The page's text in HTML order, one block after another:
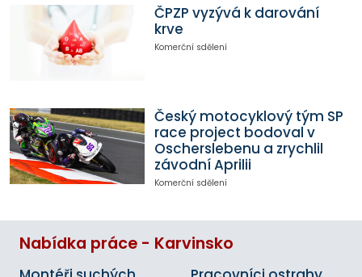
ČPZP vyzývá k darování
krve
Komerční sdělení
Český motocyklový tým SP
race project bodoval v
Oscherslebenu a zrychlil
závodní Aprilii
Komerční sdělení
Nabídka práce - Karvinsko